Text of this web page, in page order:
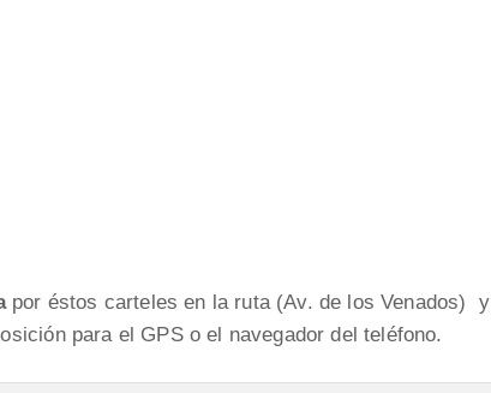
por éstos carteles en la ruta (Av. de los Venados) y
para el GPS o el navegador del teléfono.